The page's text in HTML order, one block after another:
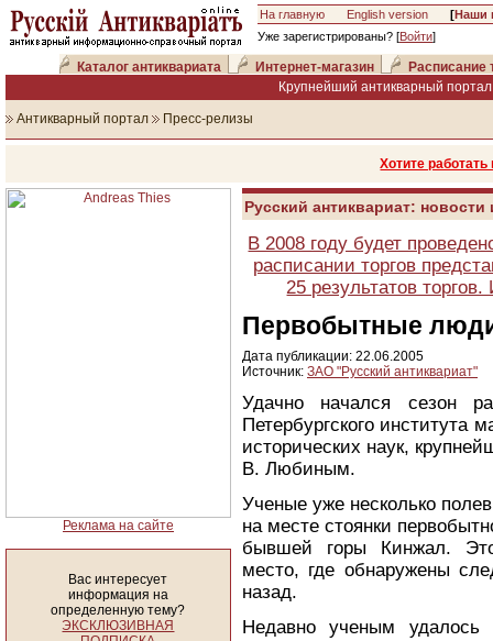
На главную English version [Наши
Уже зарегистрированы? [Войти]
Каталог антиквариата Интернет-магазин
Расписание
Крупнейший антикварный
Антикварный портал Пресс-релизы
Хотите
Реклама на сайте
Вас интересует
информация на
определенную тему?
ЭКСКЛЮЗИВНАЯ
Русский антиквариат:
В 2008 году будет
расписании торгов
25 результатов
Первобытные
Дата публикации: 22.06.2005
Источник: ЗАО "Русский антиквариат"
Удачно начался сезон
Петербургского института
исторических наук,
В. Любиным.
Ученые уже несколько
на месте стоянки
бывшей горы Кинжал.
место, где обнаружены
назад.
Недавно ученым удалось